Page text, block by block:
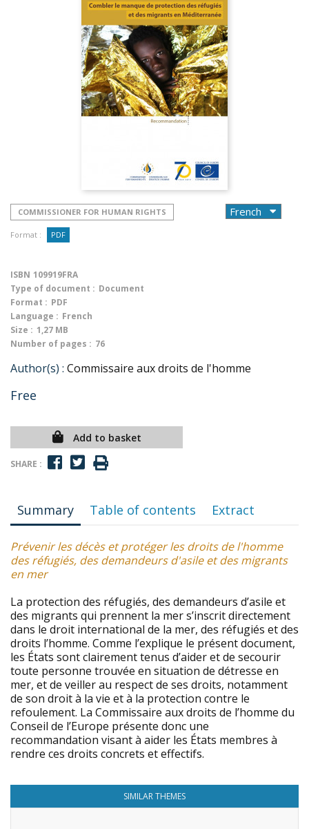
COMMISSIONER FOR HUMAN RIGHTS
Format : PDF
ISBN 109919FRA
Type of document : Document
Format : PDF
Language : French
Size : 1,27 MB
Number of pages : 76
Author(s) : Commissaire aux droits de l'homme
Free
Add to basket
SHARE :
Summary Table of contents Extract
Prévenir les décès et protéger les droits de l'homme
des réfugiés, des demandeurs d'asile et des migrants
en mer
La protection des réfugiés, des demandeurs d’asile et
des migrants qui prennent la mer s’inscrit directement
dans le droit international de la mer, des réfugiés et des
droits l’homme. Comme l’explique le présent document,
les États sont clairement tenus d’aider et de secourir
toute personne trouvée en situation de détresse en
mer, et de veiller au respect de ses droits, notamment
de son droit à la vie et à la protection contre le
refoulement. La Commissaire aux droits de l’homme du
Conseil de l’Europe présente donc une
recommandation visant à aider les États membres à
rendre ces droits concrets et effectifs.
SIMILAR THEMES